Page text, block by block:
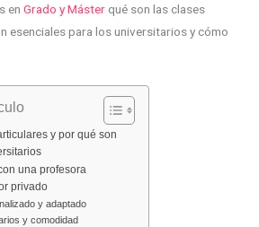
en Grado y Máster qué son las clases
esenciales para los universitarios y cómo
y por qué son
una profesora
privado
y adaptado
y comodidad